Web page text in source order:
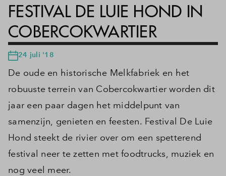
FESTIVAL DE LUIE HOND IN
COBERCOKWARTIER
24 juli '18
De oude en historische Melkfabriek en het
robuuste terrein van Cobercokwartier worden dit
jaar een paar dagen het middelpunt van
samenzijn, genieten en feesten. Festival De Luie
Hond steekt de rivier over om een spetterend
festival neer te zetten met foodtrucks, muziek en
nog veel meer.